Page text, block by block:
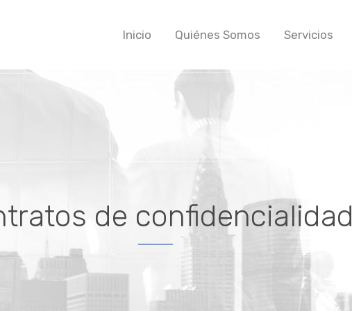
Inicio Quiénes Somos Servicios
de confidencialidad